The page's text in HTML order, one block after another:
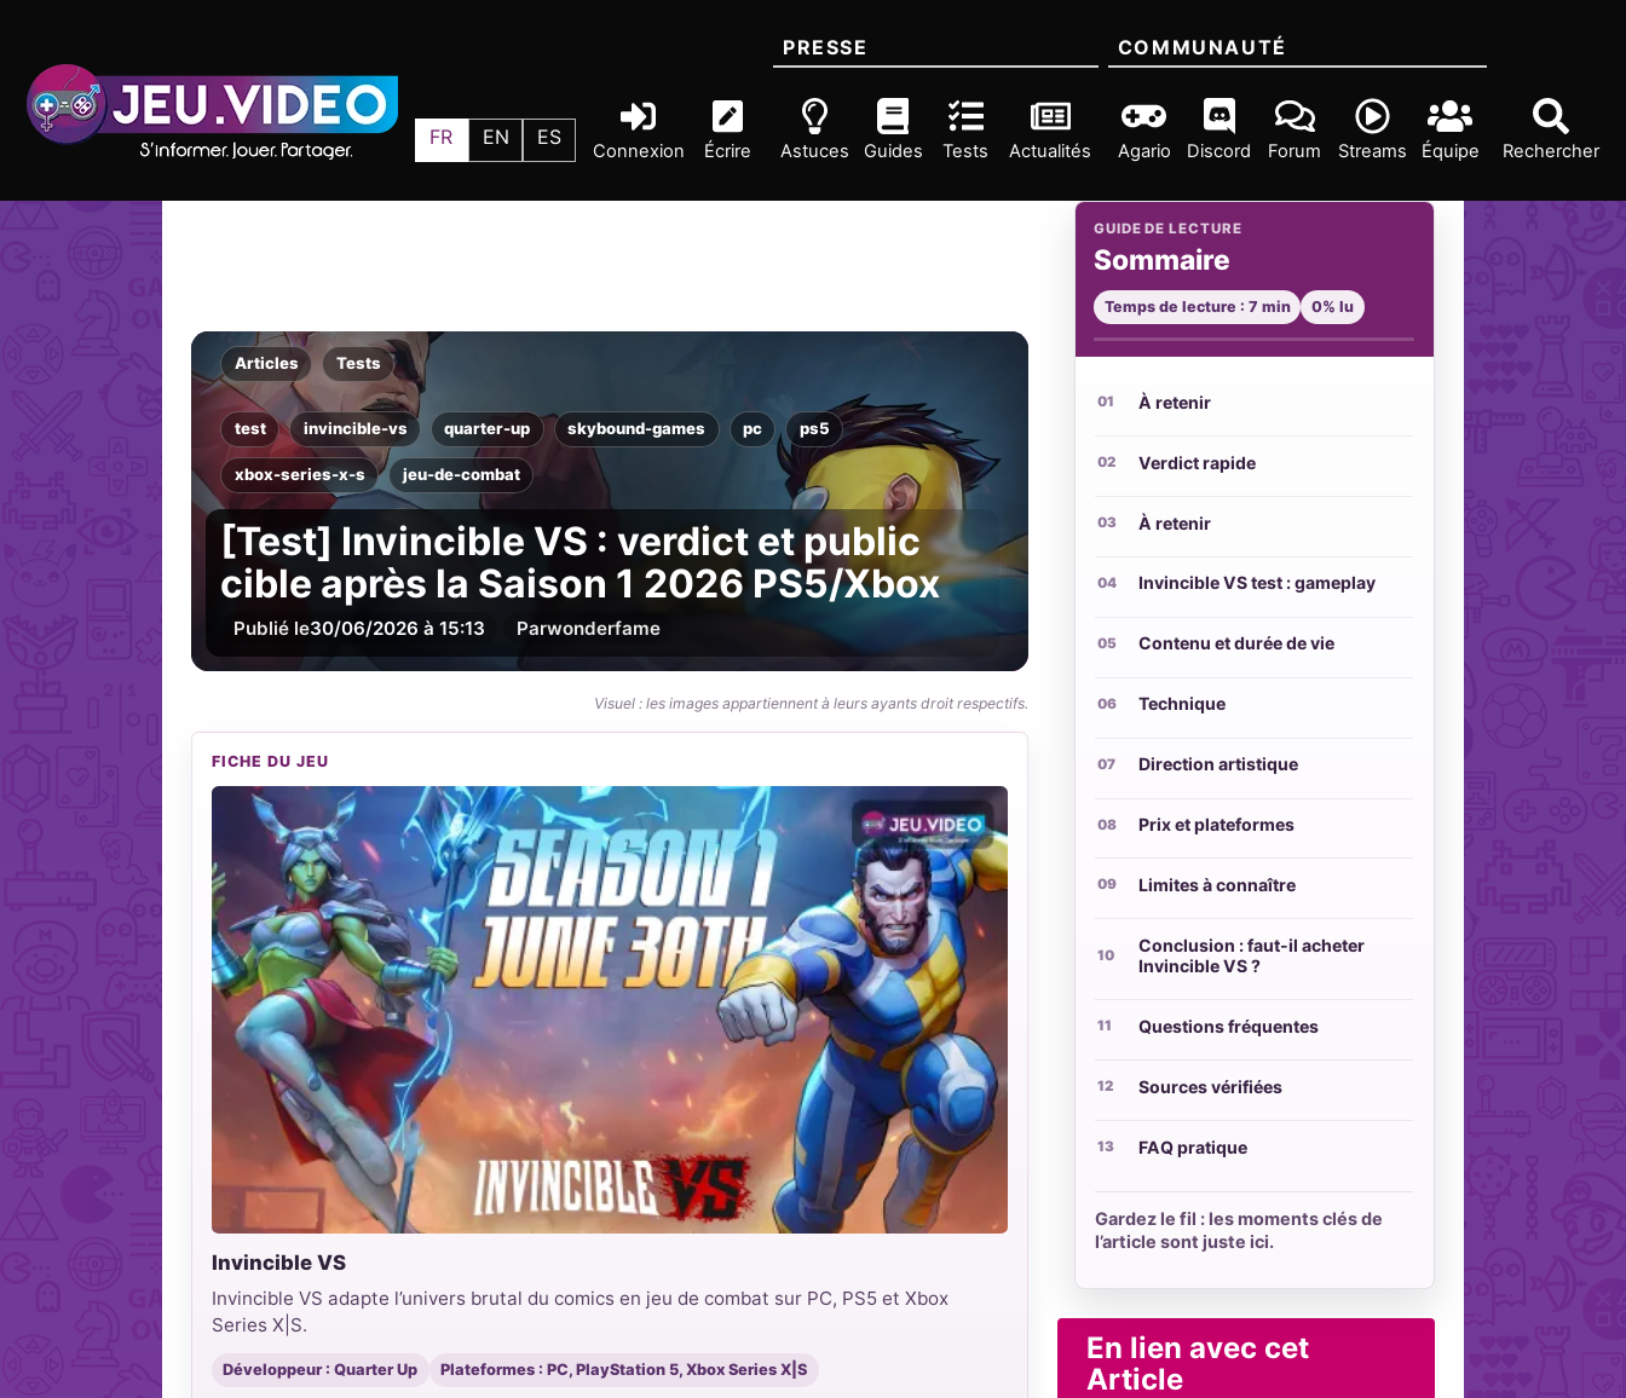
FR EN ES
Connexion Écrire Rechercher
PRESSE
Astuces Guides Tests Actualités
COMMUNAUTÉ
Agario Discord Forum Streams Équipe
Articles Tests
test invincible-vs quarter-up skybound-games pc ps5
xbox-series-x-s jeu-de-combat
[Test] Invincible VS : verdict et public
cible après la Saison 1 2026 PS5/Xbox
Publié le30/06/2026 à 15:13 Parwonderfame
Visuel : les images appartiennent à leurs ayants droit respectifs.
FICHE DU JEU
Invincible VS
Invincible VS adapte l’univers brutal du comics en jeu de combat sur PC, PS5 et Xbox
Series X|S.
Développeur : Quarter Up Plateformes : PC, PlayStation 5, Xbox Series X|S
GUIDE DE LECTURE
Sommaire
Temps de lecture : 7 min 0% lu
À retenir
Verdict rapide
À retenir
Invincible VS test : gameplay
Contenu et durée de vie
Technique
Direction artistique
Prix et plateformes
Limites à connaître
Conclusion : faut-il acheter
Invincible VS ?
Questions fréquentes
Sources vérifiées
FAQ pratique
Gardez le fil : les moments clés de
l’article sont juste ici.
En lien avec cet
Article